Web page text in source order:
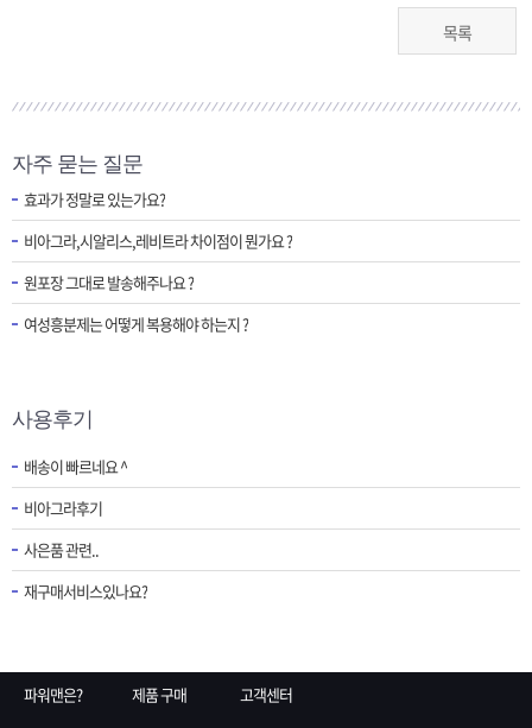
목록
자주 묻는 질문
효과가 정말로 있는가요?
비아그라,시알리스,레비트라 차이점이 뭔가요 ?
원포장 그대로 발송해주나요 ?
여성흥분제는 어떻게 복용해야 하는지 ?
사용후기
배송이 빠르네요 ^
비아그라후기
사은품 관련..
재구매서비스있나요?
파워맨은? 제품 구매 고객센터